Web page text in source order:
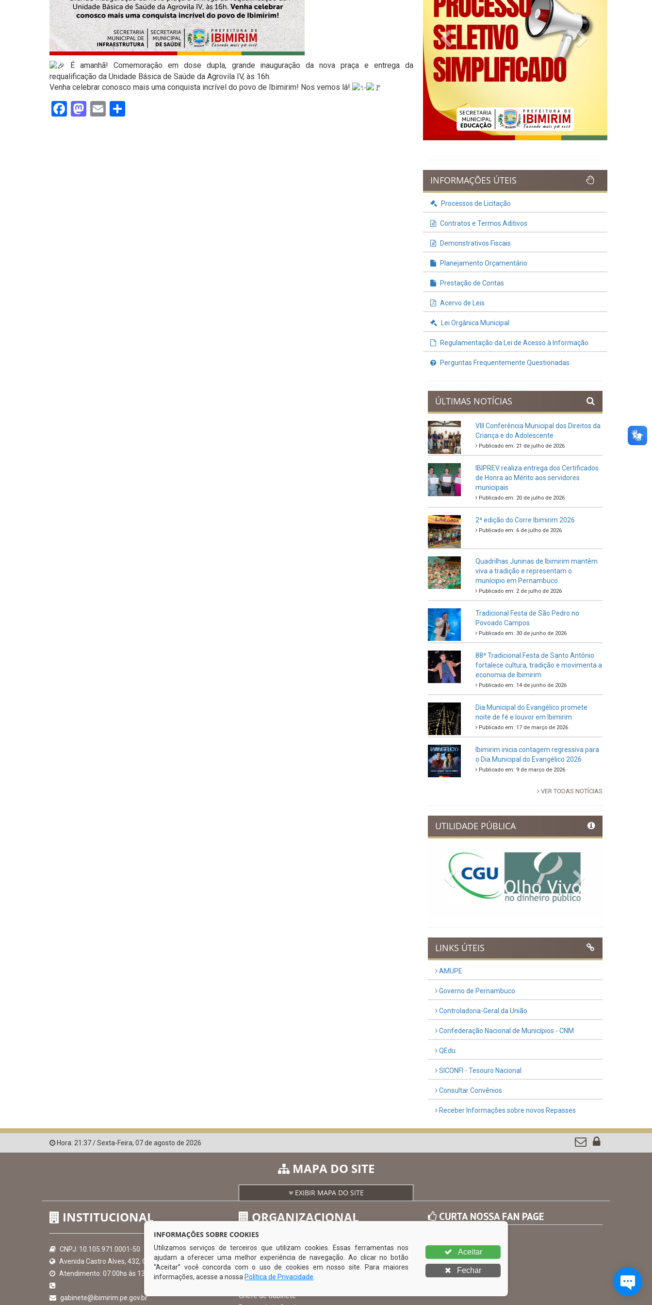
É amanhã! Comemoração em dose dupla, grande inauguração da nova praça e entrega da
requalificação da Unidade Básica de Saúde da Agrovila IV, às 16h.
Venha celebrar conosco mais uma conquista incrível do povo de Ibimirim! Nos vemos lá!
Facebook
Mastodon
Email
Previous Next
INFORMAÇÕES ÚTEIS
Processos de Licitação
Contratos e Termos Aditivos
Demonstrativos Fiscais
Planejamento Orçamentário
Prestação de Contas
Acervo de Leis
Lei Orgânica Municipal
Regulamentação da Lei de Acesso à Informação
Perguntas Frequentemente Questionadas
ÚLTIMAS NOTÍCIAS
VIII Conferência Municipal dos Direitos da
Criança e do Adolescente
Publicado em: 21 de julho de 2026
IBIPREV realiza entrega dos Certificados
de Honra ao Mérito aos servidores
municipais
Publicado em: 20 de julho de 2026
2ª edição do Corre Ibimirim 2026
Publicado em: 6 de julho de 2026
Quadrilhas Juninas de Ibimirim mantêm
viva a tradição e representam o
munícipio em Pernambuco
Publicado em: 2 de julho de 2026
Tradicional Festa de São Pedro no
Povoado Campos
Publicado em: 30 de junho de 2026
88ª Tradicional Festa de Santo Antônio
fortalece cultura, tradição e movimenta a
economia de Ibimirim
Publicado em: 14 de junho de 2026
Dia Municipal do Evangélico promete
noite de fé e louvor em Ibimirim
Publicado em: 17 de março de 2026
Ibimirim inicia contagem regressiva para
o Dia Municipal do Evangélico 2026
Publicado em: 9 de março de 2026
VER TODAS NOTÍCIAS
UTILIDADE PÚBLICA
Previous
LINKS ÚTEIS
AMUPE
Governo de Pernambuco
Controladoria-Geral da União
Confederação Nacional de Municípios - CNM
QEdu
SICONFI - Tesouro Nacional
Consultar Convênios
Receber Informações sobre novos Repasses
Hora: 21:37/Sexta-Feira, 07 de agosto de 2026
MAPA DO SITE
EXIBIR MAPA DO SITE
INSTITUCIONAL
CNPJ: 10.105.971.0001-50
Avenida Castro Alves, 432, Centro - CEP: 56-580-000
Atendimento: 07:00hs às 13:00hs
gabinete@ibimirim.pe.gov.br
ORGANIZACIONAL
O Prefeito
Vice Prefeito
Ouvidoria Municipal
Chefe de Gabinete
CURTA NOSSA FAN PAGE
INFORMAÇÕES SOBRE COOKIES
Utilizamos serviços de terceiros que utilizam cookies. Essas ferramentas nos
ajudam a oferecer uma melhor experiência de navegação. Ao clicar no botão
“Aceitar” você concorda com o uso de cookies em nosso site. Para maiores
informações, acesse a nossa Política de Privacidade
Aceitar
Fechar